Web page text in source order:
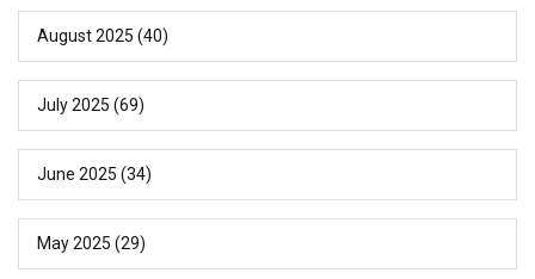
August 2025 (40)
July 2025 (69)
June 2025 (34)
May 2025 (29)